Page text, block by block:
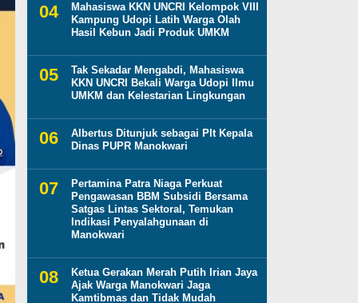
Mahasiswa KKN UNCRI Kelompok VIII
Kampung Udopi Latih Warga Olah
Hasil Kebun Jadi Produk UMKM
Tak Sekadar Mengabdi, Mahasiswa
KKN UNCRI Bekali Warga Udopi Ilmu
UMKM dan Kelestarian Lingkungan
Albertus Ditunjuk sebagai Plt Kepala
Dinas PUPR Manokwari
Pertamina Patra Niaga Perkuat
Pengawasan BBM Subsidi Bersama
Satgas Lintas Sektoral, Temukan
Indikasi Penyalahgunaan di
Manokwari
Ketua Gerakan Merah Putih Irian Jaya
Ajak Warga Manokwari Jaga
Kamtibmas dan Tidak Mudah